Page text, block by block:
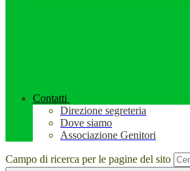
Contatti
Direzione segreteria
Dove siamo
Associazione Genitori
Campo di ricerca per le pagine del sito